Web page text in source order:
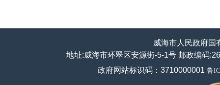
威海市人民政府国
地址:威海市环翠区安源街-5-1号 邮政编码
政府网站标识码：3710000001 鲁